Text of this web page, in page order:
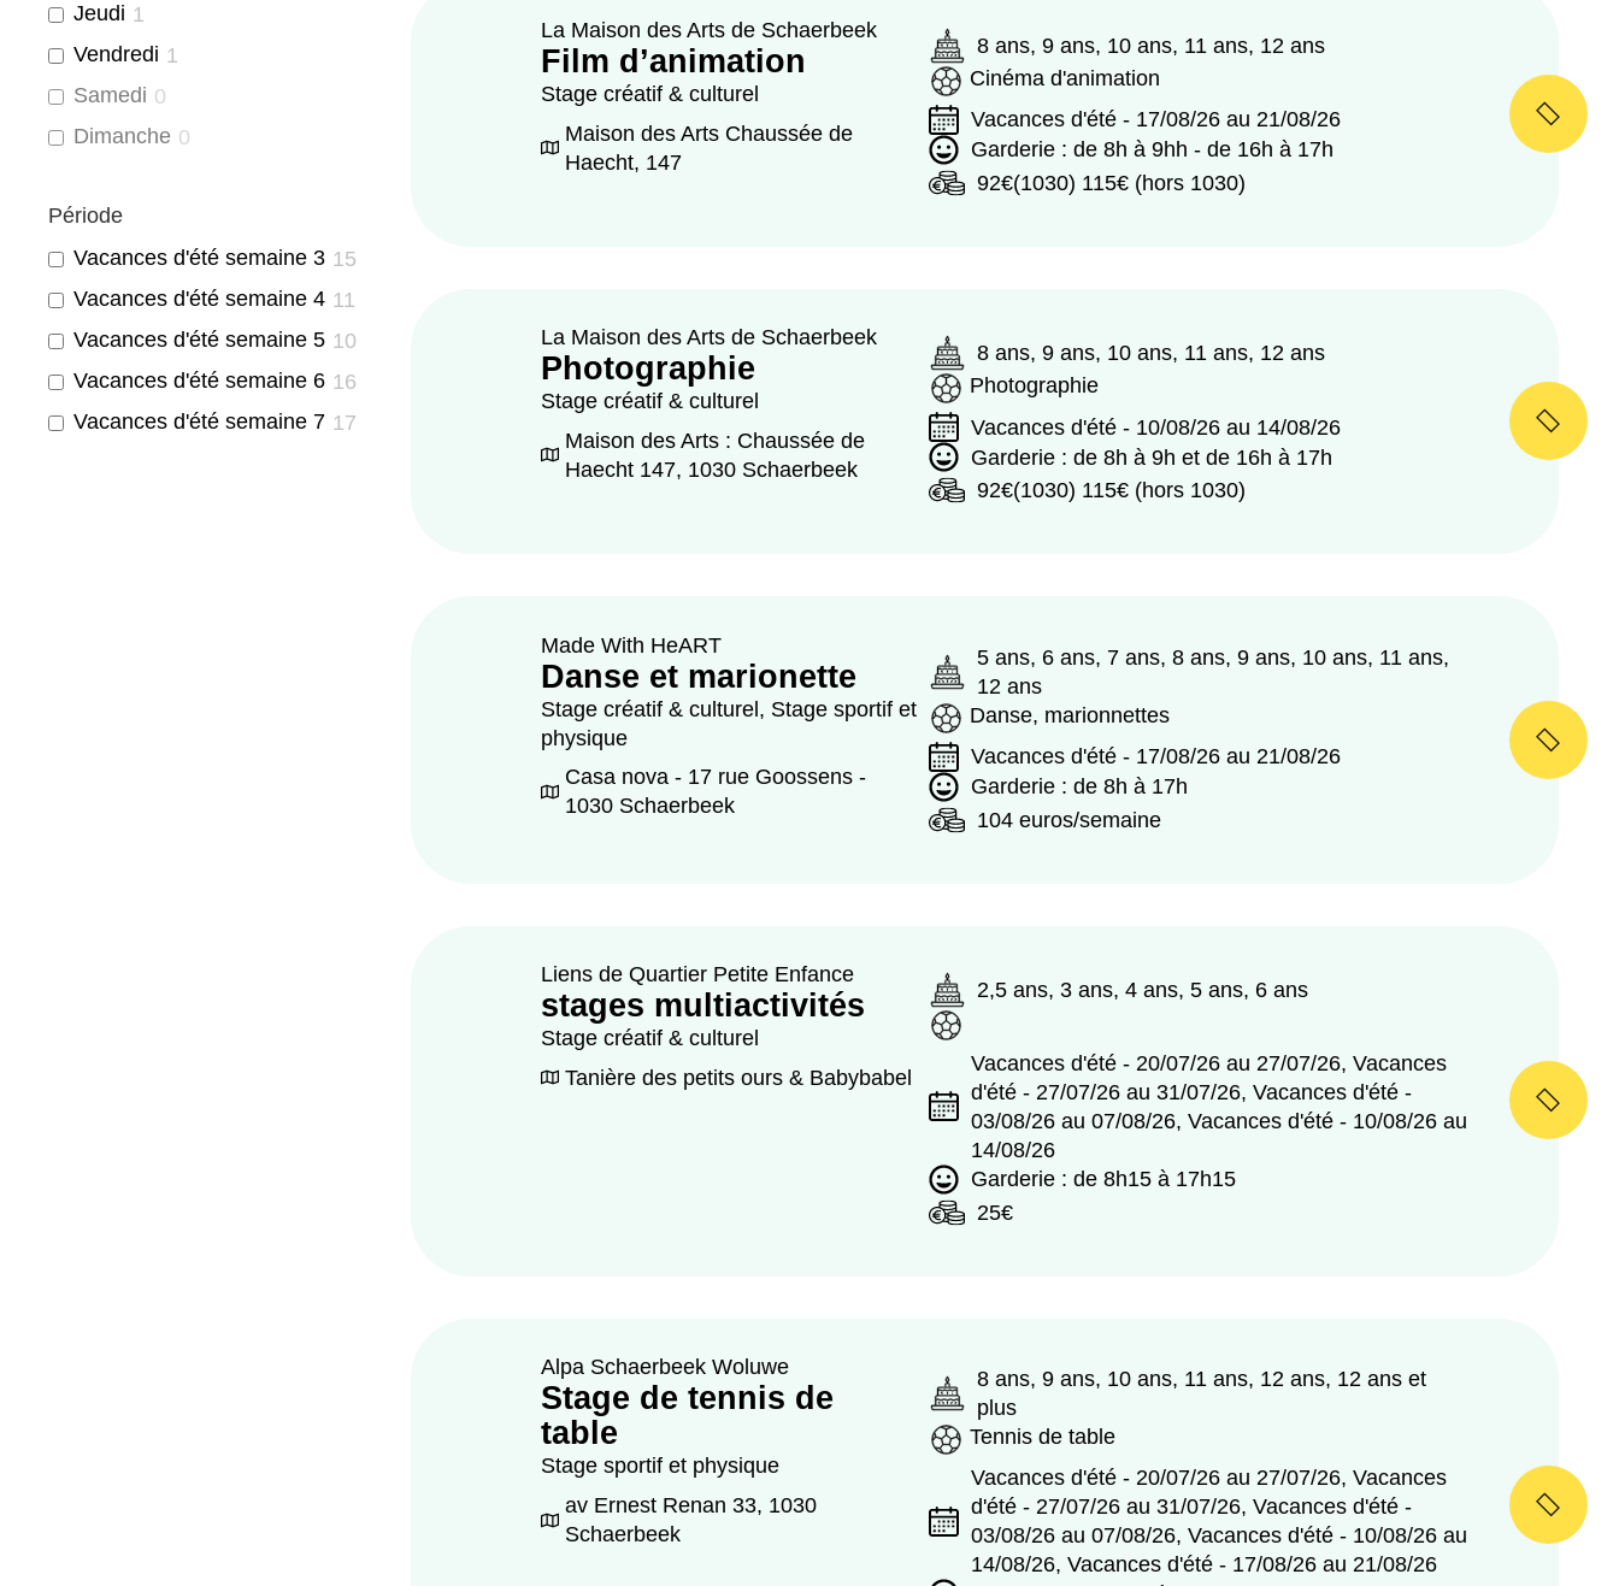
Jeudi 1
Vendredi 1
Samedi 0
Dimanche 0
Période
Vacances d'été semaine 3 15
Vacances d'été semaine 4 11
Vacances d'été semaine 5 10
Vacances d'été semaine 6 16
Vacances d'été semaine 7 17
La Maison des Arts de Schaerbeek
Film d’animation
Stage créatif & culturel
Maison des Arts Chaussée de
Haecht, 147
8 ans, 9 ans, 10 ans, 11 ans, 12 ans
Cinéma d'animation
Vacances d'été - 17/08/26 au 21/08/26
Garderie : de 8h à 9hh - de 16h à 17h
92€(1030) 115€ (hors 1030)
La Maison des Arts de Schaerbeek
Photographie
Stage créatif & culturel
Maison des Arts : Chaussée de
Haecht 147, 1030 Schaerbeek
8 ans, 9 ans, 10 ans, 11 ans, 12 ans
Photographie
Vacances d'été - 10/08/26 au 14/08/26
Garderie : de 8h à 9h et de 16h à 17h
92€(1030) 115€ (hors 1030)
Made With HeART
Danse et marionette
Stage créatif & culturel, Stage sportif et
physique
Casa nova - 17 rue Goossens -
1030 Schaerbeek
5 ans, 6 ans, 7 ans, 8 ans, 9 ans, 10 ans, 11 ans,
12 ans
Danse, marionnettes
Vacances d'été - 17/08/26 au 21/08/26
Garderie : de 8h à 17h
104 euros/semaine
Liens de Quartier Petite Enfance
stages multiactivités
Stage créatif & culturel
Tanière des petits ours & Babybabel
2,5 ans, 3 ans, 4 ans, 5 ans, 6 ans
Vacances d'été - 20/07/26 au 27/07/26, Vacances
d'été - 27/07/26 au 31/07/26, Vacances d'été -
03/08/26 au 07/08/26, Vacances d'été - 10/08/26 au
14/08/26
Garderie : de 8h15 à 17h15
25€
Alpa Schaerbeek Woluwe
Stage de tennis de
table
Stage sportif et physique
av Ernest Renan 33, 1030
Schaerbeek
8 ans, 9 ans, 10 ans, 11 ans, 12 ans, 12 ans et
plus
Tennis de table
Vacances d'été - 20/07/26 au 27/07/26, Vacances
d'été - 27/07/26 au 31/07/26, Vacances d'été -
03/08/26 au 07/08/26, Vacances d'été - 10/08/26 au
14/08/26, Vacances d'été - 17/08/26 au 21/08/26